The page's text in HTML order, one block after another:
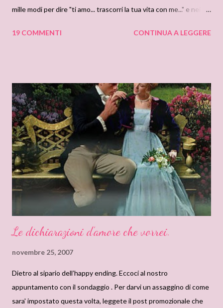
mille modi per dire "ti amo... trascorri la tua vita con me..." e nei
dichiarazione d'amore, tra queste, fa "tremare i polsi" e si può
purgatorio, duecento anni senza di te…allora vuol dire che sarà la
punizione che mi sono meritato per i miei crimini: perchè ho
mentito, ucciso, rubato e tradito. Ma c’è un’unica cosa che
ristabilirà l’equilibrio. Quando sarò al cospetto di Dio, ci sarà
un’unica cosa che farà pendere la bilancia in mio favore, contro
tutto il resto…Signore, mi hai dato una donna straordin...
19 COMMENTI CONTINUA A LEGGERE
Le dichiarazioni d’amore che vorrei.
novembre 25, 2007
Dietro al sipario dell’happy ending. Eccoci al nostro
appuntamento con il sondaggio . Per darvi un assaggino di come
sara' impostato questa volta, leggete il post promozionale che